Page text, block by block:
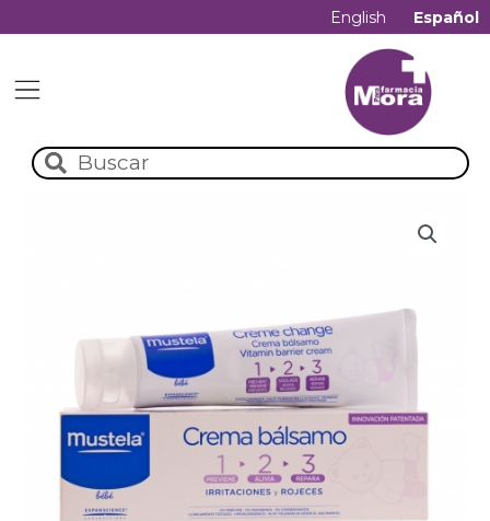
English Español